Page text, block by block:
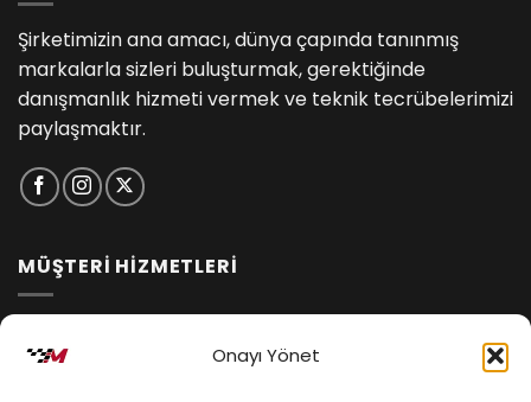
Onayı Yönet
Şirketimizin ana amacı, dünya çapında tanınmış
markalarla sizleri buluşturmak, gerektiğinde
danışmanlık hizmeti vermek ve teknik tecrübelerimizi
paylaşmaktır.
MÜŞTERİ HİZMETLERİ